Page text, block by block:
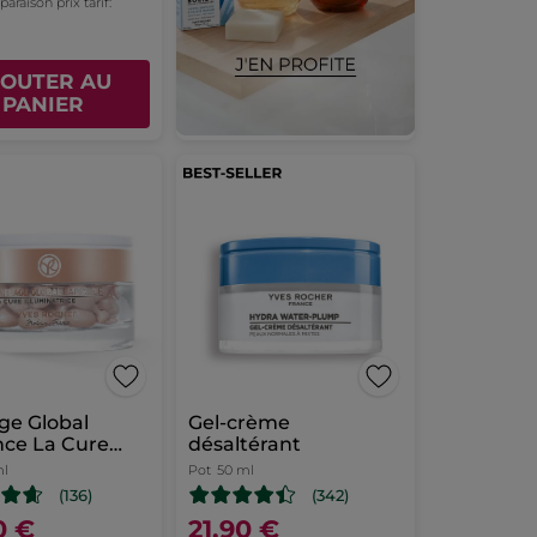
AU
PANIER
Global
La Cure
(136)
€
Gel-crème
désaltérant
Pot 50 ml
(342)
21,90 €